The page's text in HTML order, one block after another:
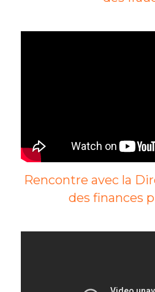
Rencontre avec la
des finances